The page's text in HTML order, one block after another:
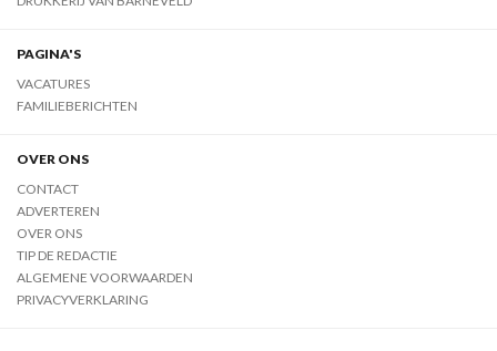
PAGINA'S
VACATURES
FAMILIEBERICHTEN
OVER ONS
CONTACT
ADVERTEREN
OVER ONS
TIP DE REDACTIE
ALGEMENE VOORWAARDEN
PRIVACYVERKLARING